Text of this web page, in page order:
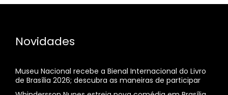
Novidades
Museu Nacional recebe a Bienal Internacional do Livro
de Brasília 2026; descubra as maneiras de participar